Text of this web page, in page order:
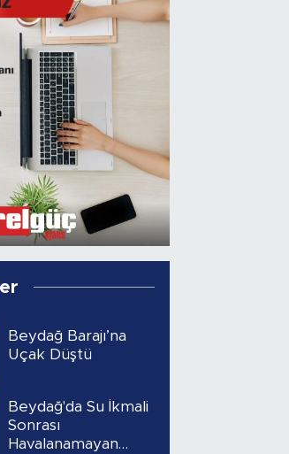
Beydağ Barajı’na
Uçak Düştü
Beydağ'da Su İkmali
Sonrası
Havalanamayan